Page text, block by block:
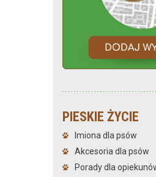
PIESKIE ŻYCIE
Imiona dla psów
Akcesoria dla psów
Porady dla